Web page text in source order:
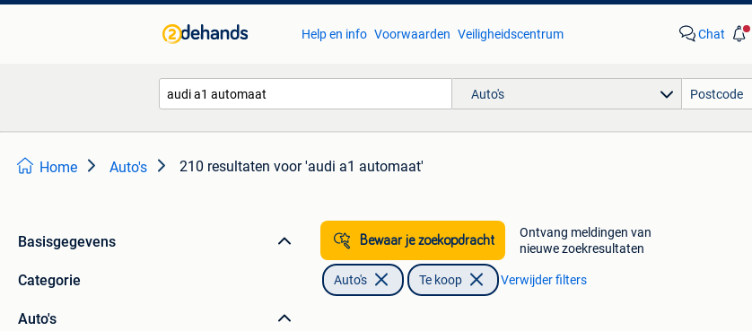
Help en info Voorwaarden Veiligheidscentrum Chat
Auto's
Home Auto's 210 resultaten voor 'audi a1 automaat'
Basisgegevens
Categorie
Auto's
Bewaar je zoekopdracht
Ontvang meldingen van
nieuwe zoekresultaten
Auto's Te koop Verwijder filters